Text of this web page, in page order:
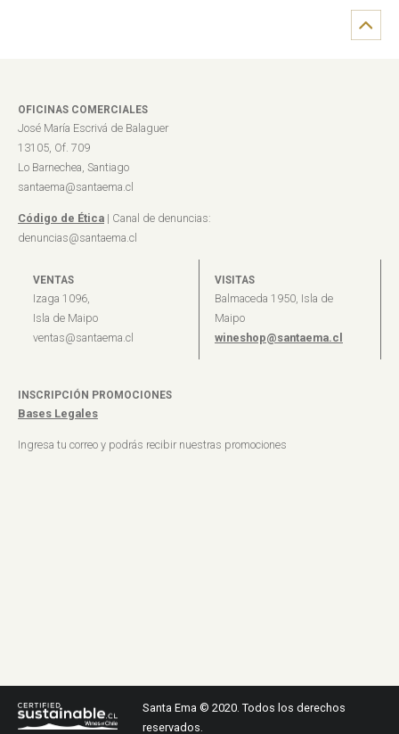
OFICINAS COMERCIALES
José María Escrivá de Balaguer
13105, Of. 709
Lo Barnechea, Santiago
santaema@santaema.cl
Código de Ética | Canal de denuncias:
denuncias@santaema.cl
VENTAS
Izaga 1096,
Isla de Maipo
ventas@santaema.cl
VISITAS
Balmaceda 1950, Isla de
Maipo
wineshop@santaema.cl
INSCRIPCIÓN PROMOCIONES
Bases Legales
Ingresa tu correo y podrás recibir nuestras promociones
Santa Ema © 2020. Todos los derechos
reservados.